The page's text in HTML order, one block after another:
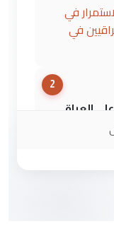
في
في
2
العراق
العتبات